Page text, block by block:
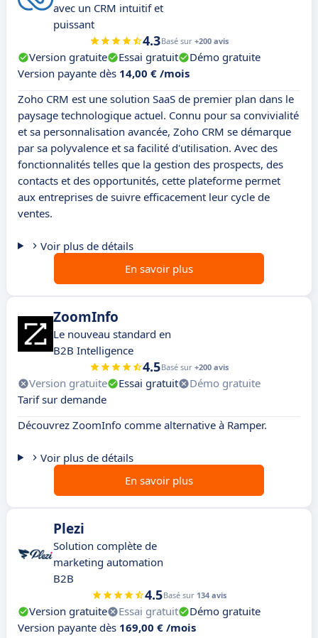
avec un CRM intuitif et
puissant
4.3Basé sur +200 avis
Version gratuite Essai gratuit
Démo gratuite
Version payante dès 14,00 € /mois
Zoho CRM est une solution SaaS de premier plan dans le
paysage technologique actuel. Connu pour sa convivialité
et sa personnalisation avancée, Zoho CRM se démarque
par sa polyvalence et sa facilité d'utilisation. Avec des
fonctionnalités telles que la gestion des prospects, des
contacts et des opportunités, cette plateforme permet
aux entreprises de suivre efficacement leur cycle de
ventes.
Voir plus de détails
En savoir plus
ZoomInfo
Le nouveau standard en
B2B Intelligence
4.5Basé sur +200 avis
Version gratuite Essai gratuit
Démo gratuite
Tarif sur demande
Découvrez ZoomInfo comme alternative à Ramper.
Voir plus de détails
En savoir plus
Plezi
Solution complète de
marketing automation
B2B
4.5Basé sur 134 avis
Version gratuite Essai gratuit
Démo gratuite
Version payante dès 169,00 € /mois